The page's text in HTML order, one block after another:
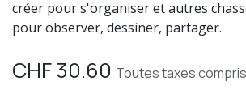
créer pour s'organiser et autres
pour observer, dessiner, partager.
CHF30.60 Toutes taxes